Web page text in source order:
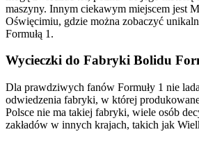
maszyny. Innym ciekawym miejscem jest
Oświęcimiu, gdzie można zobaczyć
Formułą 1.
Wycieczki do Fabryki Bolidu
Dla prawdziwych fanów Formuły 1 nie
odwiedzenia fabryki, w której
Polsce nie ma takiej fabryki, wiele osób
zakładów w innych krajach, takich jak